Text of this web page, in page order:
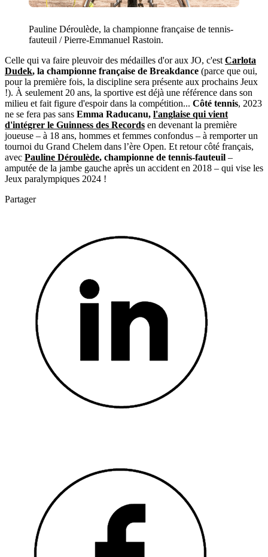
Pauline Déroulède, la championne française de tennis-
fauteuil / Pierre-Emmanuel Rastoin.
Celle qui va faire pleuvoir des médailles d'or aux JO, c'est Carlota
Dudek, la championne française de Breakdance (parce que oui,
pour la première fois, la discipline sera présente aux prochains Jeux
!). À seulement 20 ans, la sportive est déjà une référence dans son
milieu et fait figure d'espoir dans la compétition... Côté tennis, 2023
ne se fera pas sans Emma Raducanu, l'anglaise qui vient
d'intégrer le Guinness des Records en devenant la première
joueuse – à 18 ans, hommes et femmes confondus – à remporter un
tournoi du Grand Chelem dans l’ère Open. Et retour côté français,
avec Pauline Déroulède, championne de tennis-fauteuil –
amputée de la jambe gauche après un accident en 2018 – qui vise les
Jeux paralympiques 2024 !
Partager